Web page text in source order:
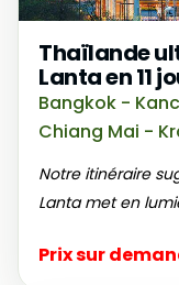
Thaïlande
Lanta en 11
Bangkok -
Chiang Mai -
Notre itinéraire
Lanta met en
Prix sur